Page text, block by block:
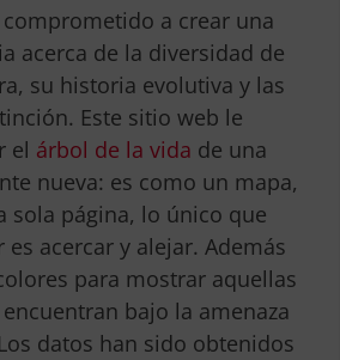
comprometido a crear una
acerca de la diversidad de
su historia evolutiva y las
Este sitio web le
el árbol de la vida de una
nueva: es como un mapa,
sola página, lo único que
acercar y alejar. Además
para mostrar aquellas
bajo la amenaza
datos han sido obtenidos